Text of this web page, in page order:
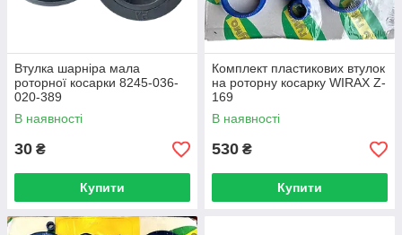
Втулка шарніра мала
роторної косарки 8245-036-
020-389
В наявності
30 ₴
Купити
Комплект пластикових втулок
на роторну косарку WIRAX Z-
169
В наявності
530 ₴
Купити